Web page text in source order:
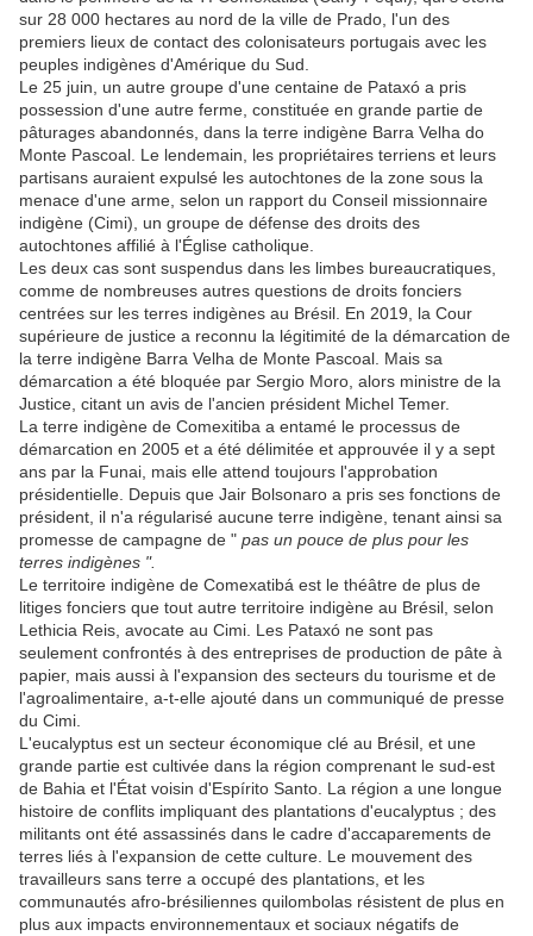
sur 28 000 hectares au nord de la ville de Prado, l'un des
premiers lieux de contact des colonisateurs portugais avec les
peuples indigènes d'Amérique du Sud.
Le 25 juin, un autre groupe d'une centaine de Pataxó a pris
possession d'une autre ferme, constituée en grande partie de
pâturages abandonnés, dans la terre indigène Barra Velha do
Monte Pascoal. Le lendemain, les propriétaires terriens et leurs
partisans auraient expulsé les autochtones de la zone sous la
menace d'une arme, selon un rapport du Conseil missionnaire
indigène (Cimi), un groupe de défense des droits des
autochtones affilié à l'Église catholique.
Les deux cas sont suspendus dans les limbes bureaucratiques,
comme de nombreuses autres questions de droits fonciers
centrées sur les terres indigènes au Brésil. En 2019, la Cour
supérieure de justice a reconnu la légitimité de la démarcation de
la terre indigène Barra Velha de Monte Pascoal. Mais sa
démarcation a été bloquée par Sergio Moro, alors ministre de la
Justice, citant un avis de l'ancien président Michel Temer.
La terre indigène de Comexitiba a entamé le processus de
démarcation en 2005 et a été délimitée et approuvée il y a sept
ans par la Funai, mais elle attend toujours l'approbation
présidentielle. Depuis que Jair Bolsonaro a pris ses fonctions de
président, il n'a régularisé aucune terre indigène, tenant ainsi sa
promesse de campagne de " pas un pouce de plus pour les
terres indigènes ".
Le territoire indigène de Comexatibá est le théâtre de plus de
litiges fonciers que tout autre territoire indigène au Brésil, selon
Lethicia Reis, avocate au Cimi. Les Pataxó ne sont pas
seulement confrontés à des entreprises de production de pâte à
papier, mais aussi à l'expansion des secteurs du tourisme et de
l'agroalimentaire, a-t-elle ajouté dans un communiqué de presse
du Cimi.
L'eucalyptus est un secteur économique clé au Brésil, et une
grande partie est cultivée dans la région comprenant le sud-est
de Bahia et l'État voisin d'Espírito Santo. La région a une longue
histoire de conflits impliquant des plantations d'eucalyptus ; des
militants ont été assassinés dans le cadre d'accaparements de
terres liés à l'expansion de cette culture. Le mouvement des
travailleurs sans terre a occupé des plantations, et les
communautés afro-brésiliennes quilombolas résistent de plus en
plus aux impacts environnementaux et sociaux négatifs de